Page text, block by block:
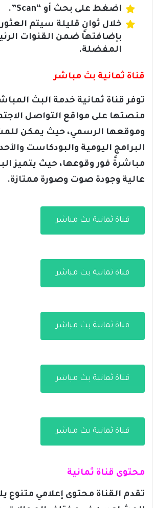
اضغط على بحث أو “Scan”.
خلال ثوانٍ قليلة سيتم
بإضافتها ضمن القنوات
المفضلة.
قناة ثمانية بث مباشر
توفر قناة ثمانية خدمة البث
منصتها على مواقع التواصل
وموقعها الرسمي، حيث يمكن
البرامج اليومية والبودكاست
مباشرةً فور وقوعها، حيث يتميز
عالية وجودة صوت وصورة ممتازة.
قناة ثمانية بث مباشر
قناة ثمانية بث مباشر
قناة ثمانية بث مباشر
قناة ثمانية بث مباشر
قناة ثمانية بث مباشر
محتوى قناة ثمانية
تقدم القناة محتوى إعلامي متنوع